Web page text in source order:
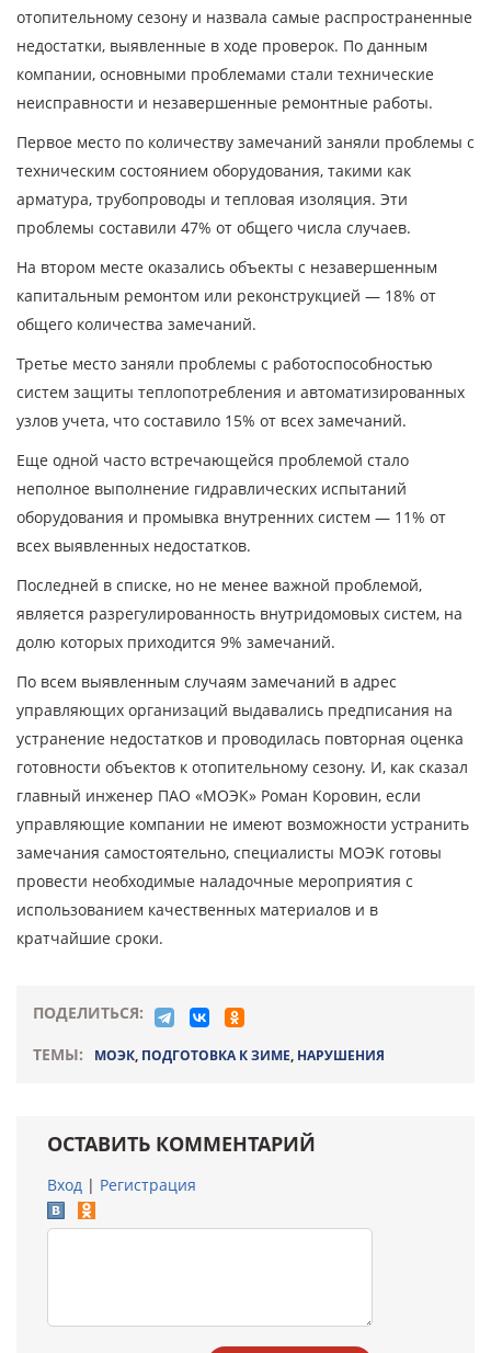
отопительному сезону и назвала самые распространенные
недостатки, выявленные в ходе проверок. По данным
компании, основными проблемами стали технические
неисправности и незавершенные ремонтные работы.
Первое место по количеству замечаний заняли проблемы с
техническим состоянием оборудования, такими как
арматура, трубопроводы и тепловая изоляция. Эти
проблемы составили 47% от общего числа случаев.
На втором месте оказались объекты с незавершенным
капитальным ремонтом или реконструкцией — 18% от
общего количества замечаний.
Третье место заняли проблемы с работоспособностью
систем защиты теплопотребления и автоматизированных
узлов учета, что составило 15% от всех замечаний.
Еще одной часто встречающейся проблемой стало
неполное выполнение гидравлических испытаний
оборудования и промывка внутренних систем — 11% от
всех выявленных недостатков.
Последней в списке, но не менее важной проблемой,
является разрегулированность внутридомовых систем, на
долю которых приходится 9% замечаний.
По всем выявленным случаям замечаний в адрес
управляющих организаций выдавались предписания на
устранение недостатков и проводилась повторная оценка
готовности объектов к отопительному сезону. И, как сказал
главный инженер ПАО «МОЭК» Роман Коровин, если
управляющие компании не имеют возможности устранить
замечания самостоятельно, специалисты МОЭК готовы
провести необходимые наладочные мероприятия с
использованием качественных материалов и в
кратчайшие сроки.
ПОДЕЛИТЬСЯ:
ТЕМЫ:
МОЭК, ПОДГОТОВКА К ЗИМЕ, НАРУШЕНИЯ
ОСТАВИТЬ КОММЕНТАРИЙ
Вход | Регистрация